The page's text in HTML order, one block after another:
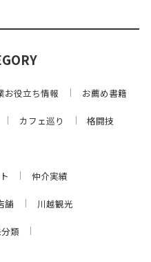
お役立ち情報 お薦め書籍
カフェ巡り 格闘技
仲介実績
舗 川越観光
類